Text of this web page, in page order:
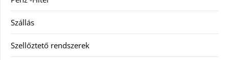
Szállás
Szellőztető rendszerek